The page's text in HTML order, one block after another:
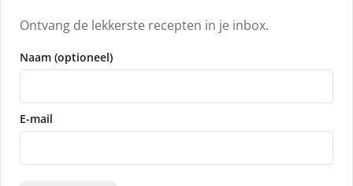
Ontvang de lekkerste recepten in je inbox.
Naam (optioneel)
E-mail